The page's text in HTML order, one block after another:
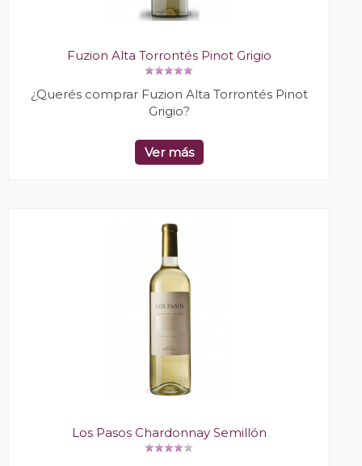
Fuzion Alta Torrontés Pinot Grigio
¿Querés comprar Fuzion Alta Torrontés Pinot
Grigio?
Ver más
Los Pasos Chardonnay Semillón